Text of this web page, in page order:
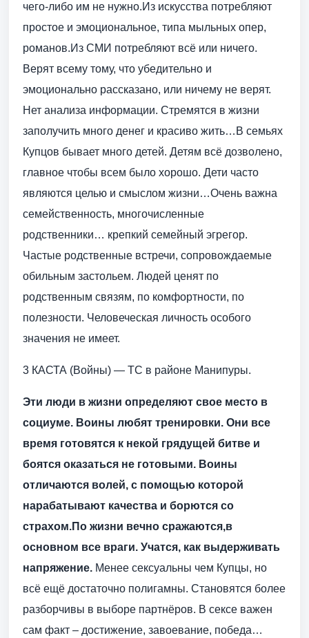
чего-либо им не нужно.Из искусства потребляют
простое и эмоциональное, типа мыльных опер,
романов.Из СМИ потребляют всё или ничего.
Верят всему тому, что убедительно и
эмоционально рассказано, или ничему не верят.
Нет анализа информации. Стремятся в жизни
заполучить много денег и красиво жить…В семьях
Купцов бывает много детей. Детям всё дозволено,
главное чтобы всем было хорошо. Дети часто
являются целью и смыслом жизни…Очень важна
семейственность, многочисленные
родственники… крепкий семейный эгрегор.
Частые родственные встречи, сопровождаемые
обильным застольем. Людей ценят по
родственным связям, по комфортности, по
полезности. Человеческая личность особого
значения не имеет.
3 КАСТА (Войны) — ТС в районе Манипуры.
Эти люди в жизни определяют свое место в
социуме. Воины любят тренировки. Они все
время готовятся к некой грядущей битве и
боятся оказаться не готовыми. Воины
отличаются волей, с помощью которой
нарабатывают качества и борются со
страхом.По жизни вечно сражаются,в
основном все враги. Учатся, как выдерживать
напряжение. Менее сексуальны чем Купцы, но
всё ещё достаточно полигамны. Становятся более
разборчивы в выборе партнёров. В сексе важен
сам факт – достижение, завоевание, победа…